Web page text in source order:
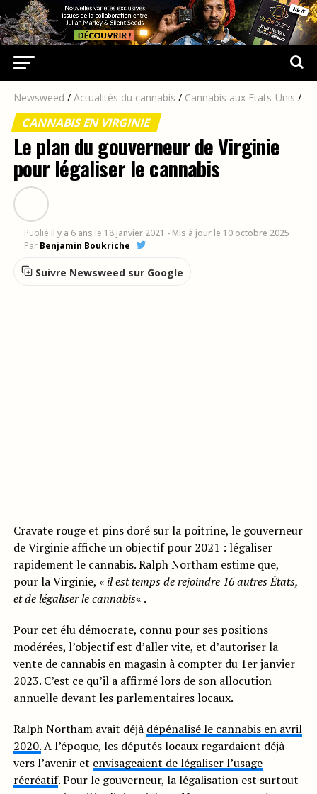
Newsweed / Actualités du cannabis / Cannabis aux Etats-Unis /
CANNABIS EN VIRGINIE
Le plan du gouverneur de Virginie
pour légaliser le cannabis
Publié il y a 6 ans le 18 janvier 2021 - Mis à jour le 10 octobre 2025
Par Benjamin Boukriche
Suivre Newsweed sur Google
Cravate rouge et pins doré sur la poitrine, le gouverneur
de Virginie affiche un objectif pour 2021 : légaliser
rapidement le cannabis. Ralph Northam estime que,
pour la Virginie, « il est temps de rejoindre 16 autres États,
et de légaliser le cannabis« .
Pour cet élu démocrate, connu pour ses positions
modérées, l’objectif est d’aller vite, et d’autoriser la
vente de cannabis en magasin à compter du 1er janvier
2023. C’est ce qu’il a affirmé lors de son allocution
annuelle devant les parlementaires locaux.
Ralph Northam avait déjà dépénalisé le cannabis en avril
2020.A l’époque, les députés locaux regardaient déjà
vers l’avenir et envisageaient de légaliser l’usage
récréatif. Pour le gouverneur, la légalisation est surtout